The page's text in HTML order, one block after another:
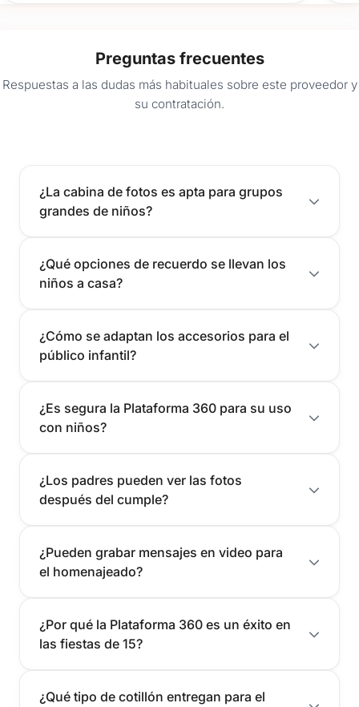
Preguntas frecuentes
Respuestas a las dudas más habituales sobre este proveedor y
su contratación.
¿La cabina de fotos es apta para grupos
grandes de niños?
¿Qué opciones de recuerdo se llevan los
niños a casa?
¿Cómo se adaptan los accesorios para el
público infantil?
¿Es segura la Plataforma 360 para su uso
con niños?
¿Los padres pueden ver las fotos
después del cumple?
¿Pueden grabar mensajes en video para
el homenajeado?
¿Por qué la Plataforma 360 es un éxito en
las fiestas de 15?
¿Qué tipo de cotillón entregan para el